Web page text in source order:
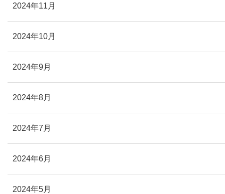
2024年11月
2024年10月
2024年9月
2024年8月
2024年7月
2024年6月
2024年5月